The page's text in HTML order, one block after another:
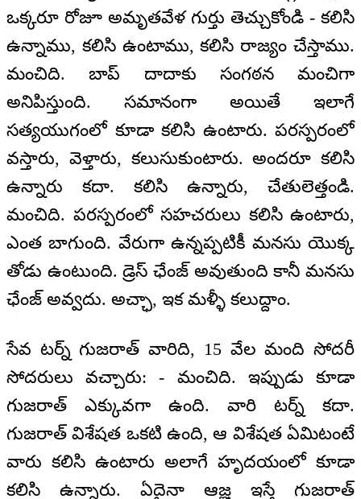
ఒక్కరూ రోజూ అమృతవేళ గుర్తు తెచ్చుకోండి - కలిసి
ఉన్నాము, కలిసి ఉంటాము, కలిసి రాజ్యం చేస్తాము.
మంచిది. బాప్ దాదాకు సంగఠన మంచిగా
అనిపిస్తుంది. సమానంగా అయితే ఇలాగే
సత్యయుగంలో కూడా కలిసి ఉంటారు. పరస్పరంలో
వస్తారు, వెళ్తారు, కలుసుకుంటారు. అందరూ కలిసి
ఉన్నారు కదా. కలిసి ఉన్నారు, చేతులెత్తండి.
మంచిది. పరస్పరంలో సహచరులు కలిసి ఉంటారు,
ఎంత బాగుంది. వేరుగా ఉన్నప్పటికీ మనసు యొక్క
తోడు ఉంటుంది. డ్రెస్ ఛేంజ్ అవుతుంది కానీ మనసు
ఛేంజ్ అవ్వదు. అచ్ఛా, ఇక మళ్ళీ కలుద్దాం.
సేవ టర్న్ గుజరాత్ వారిది, 15 వేల మంది సోదరీ
సోదరులు వచ్చారు: - మంచిది. ఇప్పుడు కూడా
గుజరాత్ ఎక్కువగా ఉంది. వారి టర్న్ కదా.
గుజరాత్ విశేషత ఒకటి ఉంది, ఆ విశేషత ఏమిటంటే
వారు కలిసి ఉంటారు అలాగే హృదయంలో కూడా
కలిసి ఉన్నారు. ఏదైనా ఆజ్ఞ ఇస్తే గుజరాత్